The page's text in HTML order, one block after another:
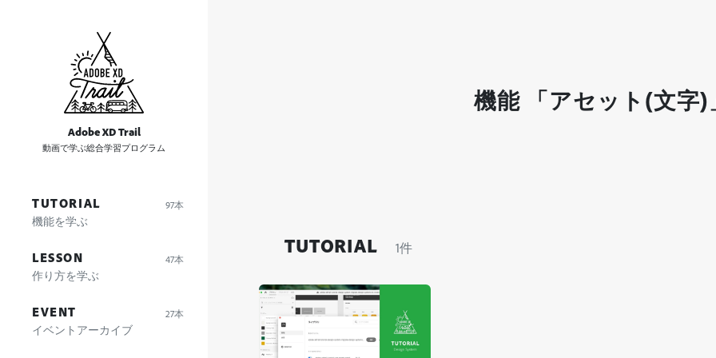
Adobe XD Trail
動画で学ぶ総合学習プログラム
TUTORIAL
機能を学ぶ
97本
LESSON
作り方を学ぶ
47本
EVENT
イベントアーカイブ
27本
機能 「アセット(文字)
TUTORIAL 1件